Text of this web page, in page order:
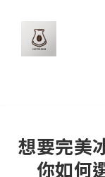
想要完美
你如何